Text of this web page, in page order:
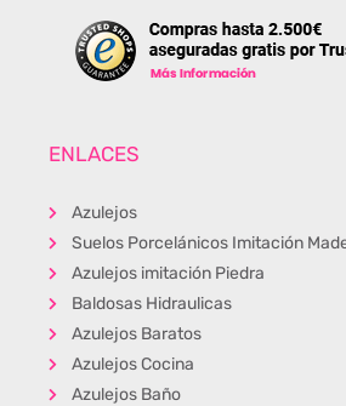
ENLACES
Azulejos
Suelos Porcelánicos Imitación
Azulejos imitación Piedra
Baldosas Hidraulicas
Azulejos Baratos
Azulejos Cocina
Azulejos Baño